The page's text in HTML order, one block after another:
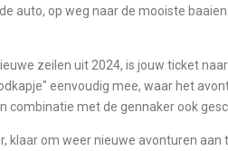
auto, op weg naar de mooiste
zeilen uit 2024, is jouw ticket
eenvoudig mee, waar het
combinatie met de gennaker ook
klaar om weer nieuwe avonturen aan